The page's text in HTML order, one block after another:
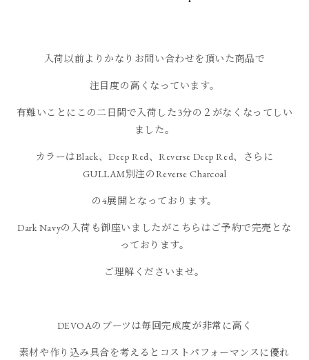
入荷以前よりかなりお問い合わせを頂いた商品で
注目度の高くなっています。
有難いことにこの二日間で入荷した3分の２がなくなってしい
ました。
カラーはBlack、Deep Red、Reverse Deep Red、さらに
GULLAM別注のReverse Charcoal
の4展開となっております。
Dark Navyの入荷も御座いましたがこちらはご予約で完売とな
っております。
ご理解くださいませ。
DEVOAのブーツは毎回完成度が非常に高く
素材や作り込み具合を考えるとコストパフォーマンスに優れ